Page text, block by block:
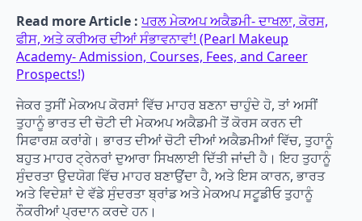
Read more Article :ਪਰਲ ਮੇਕਅਪ ਅਕੈਡਮੀ- ਦਾਖਲਾ, ਕੋਰਸ,
ਫੀਸ, ਅਤੇ ਕਰੀਅਰ ਦੀਆਂ ਸੰਭਾਵਨਾਵਾਂ! (Pearl Makeup
Academy- Admission, Courses, Fees, and Career
Prospects!)
ਜੇਕਰ ਤੁਸੀਂ ਮੇਕਅਪ ਕੋਰਸਾਂ ਵਿੱਚ ਮਾਹਰ ਬਣਨਾ ਚਾਹੁੰਦੇ ਹੋ, ਤਾਂ ਅਸੀਂ
ਤੁਹਾਨੂੰ ਭਾਰਤ ਦੀ ਚੋਟੀ ਦੀ ਮੇਕਅਪ ਅਕੈਡਮੀ ਤੋਂ ਕੋਰਸ ਕਰਨ ਦੀ
ਸਿਫਾਰਸ਼ ਕਰਾਂਗੇ। ਭਾਰਤ ਦੀਆਂ ਚੋਟੀ ਦੀਆਂ ਅਕੈਡਮੀਆਂ ਵਿੱਚ, ਤੁਹਾਨੂੰ
ਬਹੁਤ ਮਾਹਰ ਟ੍ਰੇਨਰਾਂ ਦੁਆਰਾ ਸਿਖਲਾਈ ਦਿੱਤੀ ਜਾਂਦੀ ਹੈ। ਇਹ ਤੁਹਾਨੂੰ
ਸੁੰਦਰਤਾ ਉਦਯੋਗ ਵਿੱਚ ਮਾਹਰ ਬਣਾਉਂਦਾ ਹੈ, ਅਤੇ ਇਸ ਕਾਰਨ, ਭਾਰਤ
ਅਤੇ ਵਿਦੇਸ਼ਾਂ ਦੇ ਵੱਡੇ ਸੁੰਦਰਤਾ ਬ੍ਰਾਂਡ ਅਤੇ ਮੇਕਅਪ ਸਟੂਡੀਓ ਤੁਹਾਨੂੰ
ਨੌਕਰੀਆਂ ਪ੍ਰਦਾਨ ਕਰਦੇ ਹਨ।